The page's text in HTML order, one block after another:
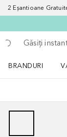
2 Eșantioane
Înapoi
Executați căutarea
BRANDURI